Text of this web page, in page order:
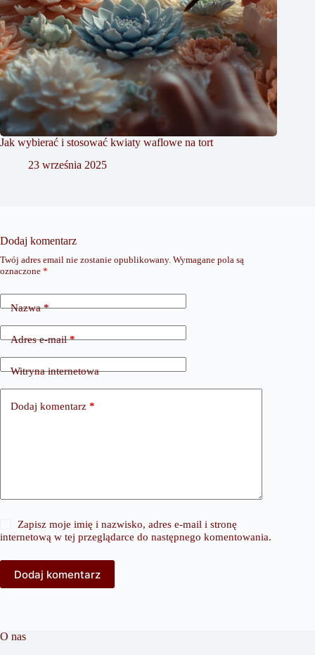
Jak wybierać i stosować kwiaty waflowe na tort
23 września 2025
Dodaj komentarz
Twój adres email nie zostanie opublikowany. Wymagane pola są
oznaczone *
Nazwa*
Adres e-mail*
Witryna internetowa
Dodaj komentarz *
Zapisz moje imię i nazwisko, adres e-mail i stronę
internetową w tej przeglądarce do następnego komentowania.
Dodaj komentarz
O nas